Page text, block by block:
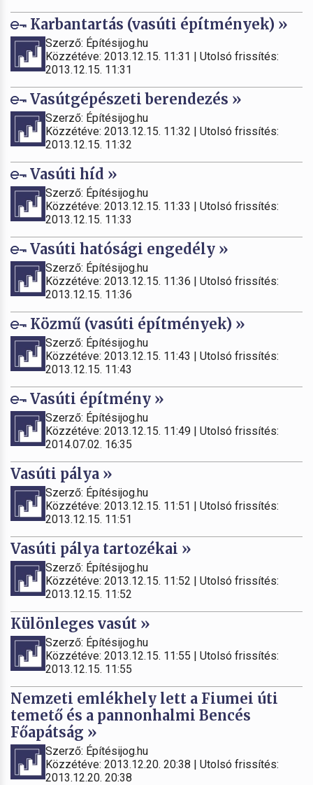
Karbantartás (vasúti építmények) »
Szerző: Építésijog.hu
Közzétéve: 2013.12.15. 11:31 | Utolsó frissítés:
2013.12.15. 11:31
Vasútgépészeti berendezés »
Szerző: Építésijog.hu
Közzétéve: 2013.12.15. 11:32 | Utolsó frissítés:
2013.12.15. 11:32
Vasúti híd »
Szerző: Építésijog.hu
Közzétéve: 2013.12.15. 11:33 | Utolsó frissítés:
2013.12.15. 11:33
Vasúti hatósági engedély »
Szerző: Építésijog.hu
Közzétéve: 2013.12.15. 11:36 | Utolsó frissítés:
2013.12.15. 11:36
Közmű (vasúti építmények) »
Szerző: Építésijog.hu
Közzétéve: 2013.12.15. 11:43 | Utolsó frissítés:
2013.12.15. 11:43
Vasúti építmény »
Szerző: Építésijog.hu
Közzétéve: 2013.12.15. 11:49 | Utolsó frissítés:
2014.07.02. 16:35
Vasúti pálya »
Szerző: Építésijog.hu
Közzétéve: 2013.12.15. 11:51 | Utolsó frissítés:
2013.12.15. 11:51
Vasúti pálya tartozékai »
Szerző: Építésijog.hu
Közzétéve: 2013.12.15. 11:52 | Utolsó frissítés:
2013.12.15. 11:52
Különleges vasút »
Szerző: Építésijog.hu
Közzétéve: 2013.12.15. 11:55 | Utolsó frissítés:
2013.12.15. 11:55
Nemzeti emlékhely lett a Fiumei úti
temető és a pannonhalmi Bencés
Főapátság »
Szerző: Építésijog.hu
Közzétéve: 2013.12.20. 20:38 | Utolsó frissítés:
2013.12.20. 20:38